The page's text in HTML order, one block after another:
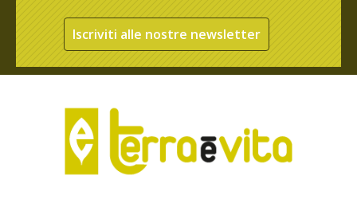
Iscriviti alle nostre newsletter